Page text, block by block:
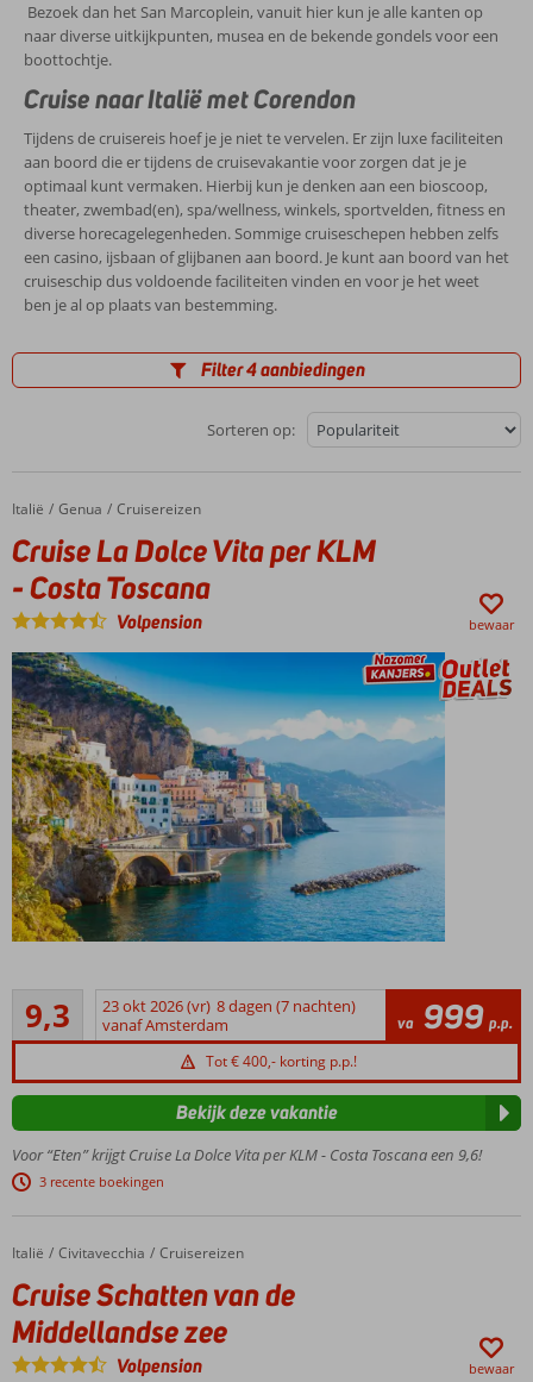
Bezoek dan het San Marcoplein, vanuit hier kun je alle kanten op
naar diverse uitkijkpunten, musea en de bekende gondels voor een
boottochtje.
Cruise naar Italië met Corendon
Tijdens de cruisereis hoef je je niet te vervelen. Er zijn luxe faciliteiten
aan boord die er tijdens de cruisevakantie voor zorgen dat je je
optimaal kunt vermaken. Hierbij kun je denken aan een bioscoop,
theater, zwembad(en), spa/wellness, winkels, sportvelden, fitness en
diverse horecagelegenheden. Sommige cruiseschepen hebben zelfs
een casino, ijsbaan of glijbanen aan boord. Je kunt aan boord van het
cruiseschip dus voldoende faciliteiten vinden en voor je het weet
ben je al op plaats van bestemming.
Filter 4 aanbiedingen
Sorteren op:
Home
Italië Genua Cruisereizen
Cruise La Dolce Vita per KLM - Costa Toscana
Cruise La Dolce Vita per KLM
- Costa Toscana
Volpension bewaar
cruise
per 4*+
Costa
Vliegreis
&
transfers
volpension
fooien
t.w.v. € 77,-
per
persoon
9,3Uitstekend
9
beoordelingen
23 okt 2026 (vr) 8 dagen (7 nachten)
vanaf Amsterdam
va 999 p.p.
Tot € 400,- korting p.p.!
Voor “Eten” krijgt Cruise La Dolce Vita per KLM - Costa Toscana een 9,6!
3 recente boekingen
Bekijk deze vakantie
Home
Italië Civitavecchia Cruisereizen
Cruise Schatten van de Middellandse zee
Cruise Schatten van de
Middellandse zee
Volpension bewaar